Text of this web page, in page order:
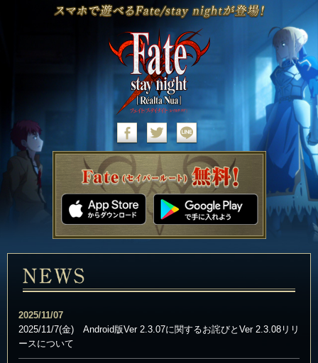
2025/11/07
2025/11/7(金) Android版Ver 2.3.07に関するお詫びとVer 2.3.08リリ
ースについて